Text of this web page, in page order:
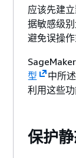
应该先建
据敏感级
避免误操
型
中所
利用这些功
保护